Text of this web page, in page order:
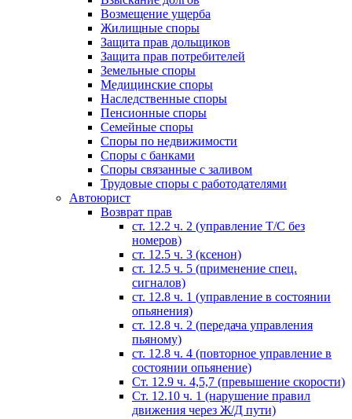
Возмещение ущерба
Жилищные споры
Защита прав дольщиков
Защита прав потребителей
Земельные споры
Медицинские споры
Наследственные споры
Пенсионные споры
Семейные споры
Cпоры по недвижимости
Споры с банками
Споры связанные с заливом
Трудовые споры с работодателями
Автоюрист
Возврат прав
ст. 12.2 ч. 2 (управление Т/С без
номеров)
ст. 12.5 ч. 3 (ксенон)
ст. 12.5 ч. 5 (применение спец.
сигналов)
cт. 12.8 ч. 1 (управление в состоянии
опьянения)
ст. 12.8 ч. 2 (передача управления
пьяному)
ст. 12.8 ч. 4 (повторное управление в
состоянии опьянение)
Ст. 12.9 ч. 4,5,7 (превышение скорости)
Ст. 12.10 ч. 1 (нарушение правил
движения через Ж/Д пути)